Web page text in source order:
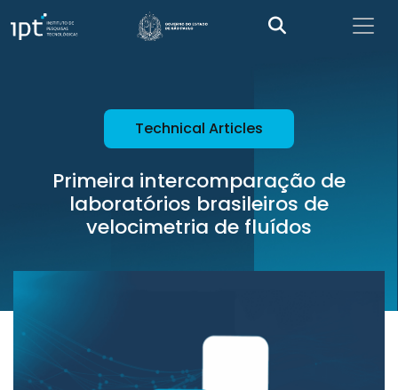
Technical Articles
Primeira intercomparação de
laboratórios brasileiros de
velocimetria de fluídos